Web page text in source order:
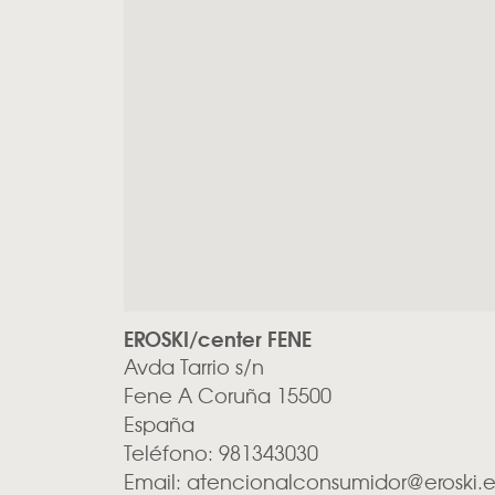
EROSKI/center FENE
Avda Tarrio s/n
Fene A Coruña 15500
España
Teléfono: 981343030
Email: